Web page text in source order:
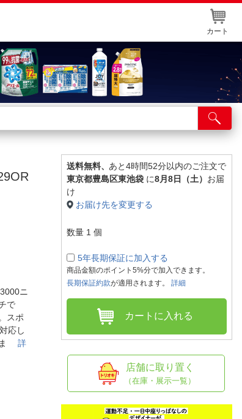
カート
ビス
置き
舗一覧
ニ
で
スポ
応し
ま詳
送料無料、 あと4時間52分以内のご注文で
東京都豊島区東池袋 に8月8日（土） お届
け
お届け先を変更する
数量 1 個
5年長期保証に加入する
商品金額のポイント5%分で加入できます。
長期保証約款が適用されます。 詳細
カートに入れる
店舗に取り置く
（在庫・展示一覧）